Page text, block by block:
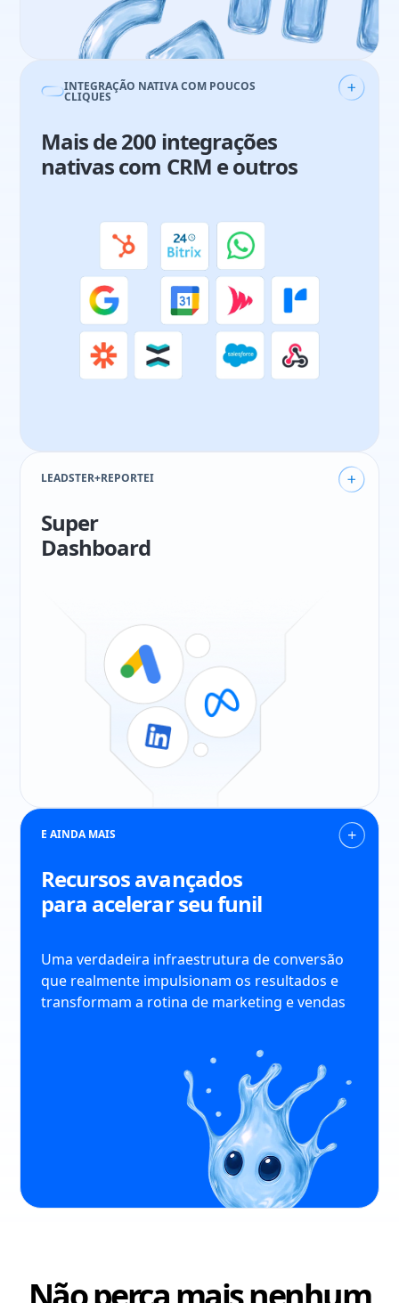
21%aumento em vendas49reuniões qualificadas em 3 meses
INTEGRAÇÃO NATIVA COM POUCOS
CLIQUES
Mais de 200 integrações
nativas com CRM e outros
Juliana Costa
Analista de marketing
LEADSTER+REPORTEI
Super
Dashboard
E AINDA MAIS
Recursos avançados
para acelerar seu funil
Uma verdadeira infraestrutura de conversão
que realmente impulsionam os resultados e
transformam a rotina de marketing e vendas